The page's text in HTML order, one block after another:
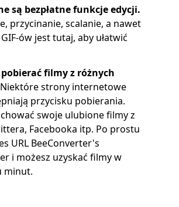
są bezpłatne funkcje edycji.
przycinanie, scalanie, a nawet
ów jest tutaj, aby ułatwić
pobierać filmy z różnych
Niektóre strony internetowe
przycisku pobierania.
swoje ulubione filmy z
Facebooka itp. Po prostu
URL BeeConverter's
i możesz uzyskać filmy w
minut.